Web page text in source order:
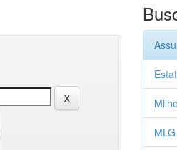
Milho
MLG